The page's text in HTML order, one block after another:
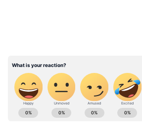
Astrology News (জ্যোতিষ